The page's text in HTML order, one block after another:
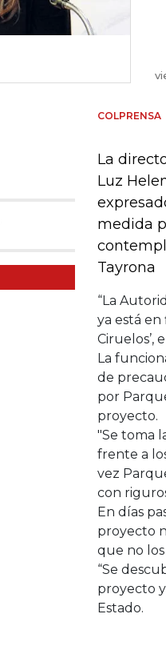
COLPRENSA
La
Luz
medida
Tayrona
“La
ya está
Ciruelos’,
La
de
por
proyecto.
"Se toma
frente a
vez
con
En días
proyecto
que no
“Se
proyecto
Estado.